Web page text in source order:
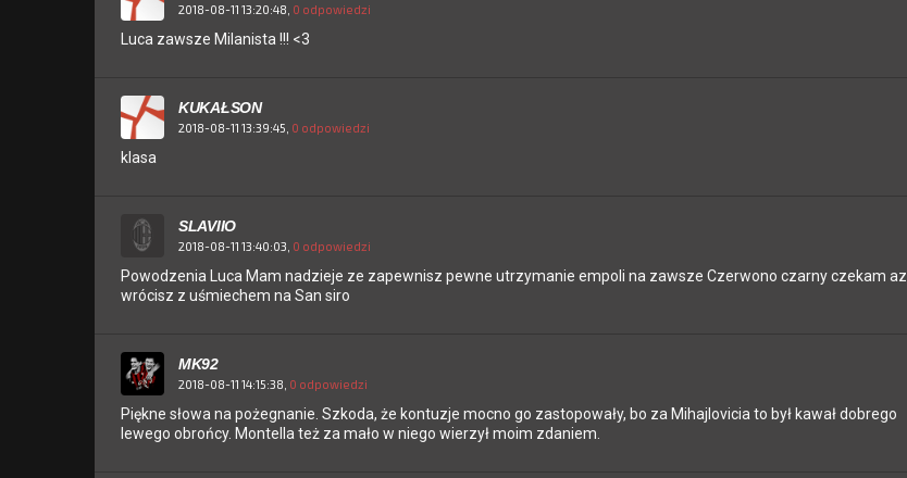
2018-08-11 13:20:48, 0 odpowiedzi
Luca zawsze Milanista !!! <3
KUKAŁSON
2018-08-11 13:39:45, 0 odpowiedzi
klasa
SLAVIIO
2018-08-11 13:40:03, 0 odpowiedzi
Powodzenia Luca Mam nadzieje ze zapewnisz pewne utrzymanie empoli na zawsze Czerwono czarny czekam az
wrócisz z uśmiechem na San siro
MK92
2018-08-11 14:15:38, 0 odpowiedzi
Piękne słowa na pożegnanie. Szkoda, że kontuzje mocno go zastopowały, bo za Mihajlovicia to był kawał dobrego
lewego obrońcy. Montella też za mało w niego wierzył moim zdaniem.